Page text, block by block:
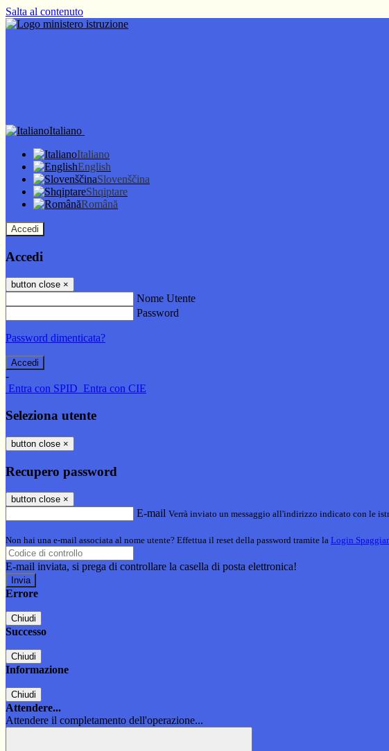
Salta al contenuto
Italiano
Italiano
English
Slovenščina
Shqiptare
Română
Accedi
Accedi
button close ×
Nome Utente
Password
Password dimenticata?
-
Entra con SPID Entra con CIE
Seleziona utente
button close ×
Recupero password
button close ×
E-mail Verrà inviato un messaggio all'indirizzo indicato con le
Non hai una e-mail associata al nome utente? Effettua il reset della password tramite la Login
E-mail inviata, si prega di controllare la casella di posta elettronica!
Errore
Chiudi
Successo
Chiudi
Informazione
Chiudi
Attendere...
Attendere il completamento dell'operazione...